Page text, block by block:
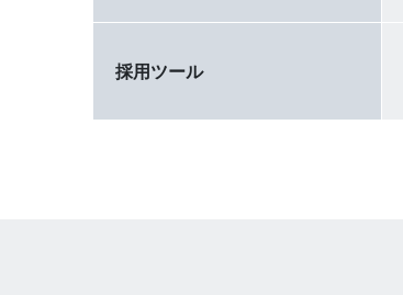
採用ツール